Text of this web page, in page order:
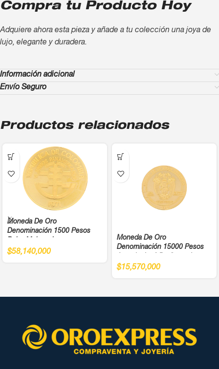
Compra tu Producto Hoy
Adquiere ahora esta pieza y añade a tu colección una joya de
lujo, elegante y duradera.
Información adicional
Envío Seguro
Productos relacionados
Moneda De Oro
Denominación 1500 Pesos
Panamericanos Año 1971 Cali
$58,140,000
Moneda De Oro
Denominación 15000 Pesos
900
$15,570,000